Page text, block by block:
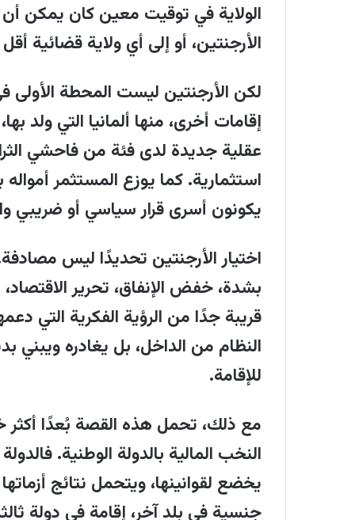
الولاية في توقيت معين كان يمكن أن
الأرجنتين، أو إلى أي ولاية قضائية
لكن الأرجنتين ليست المحطة الأولى
إقامات أخرى، منها ألمانيا التي
عقلية جديدة لدى فئة من فاحشي
استثمارية. كما يوزع المستثمر
يكونون أسرى قرار سياسي أو ضريبي
اختيار الأرجنتين تحديدًا ليس
بشدة، خفض الإنفاق، تحرير
قريبة جدًا من الرؤية الفكرية التي
النظام من الداخل، بل يغادره ويبني
للإقامة.
مع ذلك، تحمل هذه القصة بُعدًا
النخب المالية بالدولة الوطنية.
يخضع لقوانينها، ويتحمل نتائج
جنسية في بلد آخر، إقامة في دولة